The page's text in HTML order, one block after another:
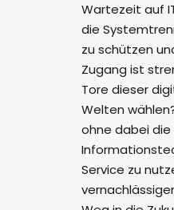
Wartezeit auf
die
zu schützen
Zugang ist
Tore dieser
Welten
ohne dabei
Service zu